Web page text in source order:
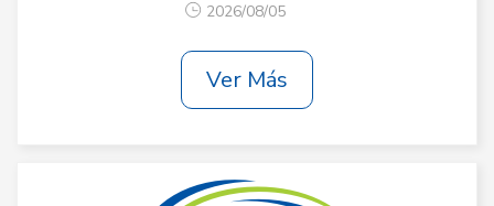
2026/08/05
Ver Más